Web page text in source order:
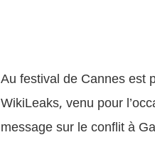
Au festival de Cannes est
WikiLeaks, venu pour
message sur le conflit à